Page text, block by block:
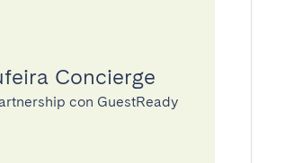
Concierge
con GuestReady